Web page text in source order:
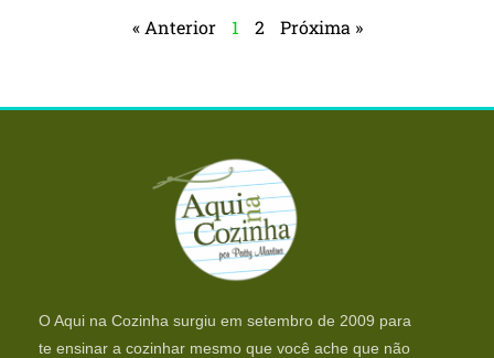
« Anterior 1 2 Próxima »
O Aqui na Cozinha surgiu em setembro de 2009 para
te ensinar a cozinhar mesmo que você ache que não